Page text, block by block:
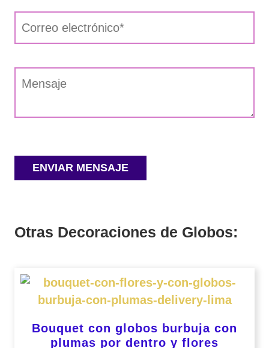
Otras Decoraciones de Globos:
Bouquet con globos burbuja con
plumas por dentro y flores